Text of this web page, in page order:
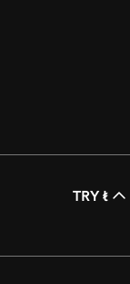
TRY ₺